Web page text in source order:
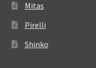
Mitas
Pirelli
Shinko